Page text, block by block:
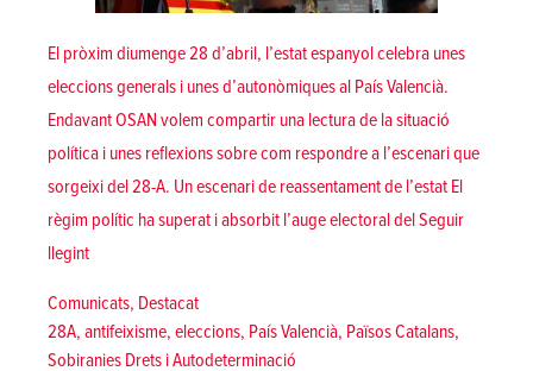
El pròxim diumenge 28 d’abril, l’estat espanyol celebra unes
eleccions generals i unes d’autonòmiques al País Valencià.
Endavant OSAN volem compartir una lectura de la situació
política i unes reflexions sobre com respondre a l’escenari que
sorgeixi del 28-A. Un escenari de reassentament de l’estat El
règim polític ha superat i absorbit l’auge electoral delSeguir
llegint«Les eleccions del 28-A i l’acció política de l’Esquerra
Posted in
Comunicats, Destacat
Tags:
28A, antifeixisme, eleccions, País Valencià, Països Catalans,
Sobiranies Drets i Autodeterminació